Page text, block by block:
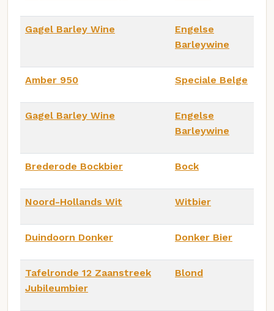
Gagel Barley Wine
Engelse
Barleywine
Amber 950 Speciale Belge
Gagel Barley Wine
Engelse
Barleywine
Brederode Bockbier Bock
Noord-Hollands Wit Witbier
Duindoorn Donker Donker Bier
Tafelronde 12 Zaanstreek
Jubileumbier
Blond